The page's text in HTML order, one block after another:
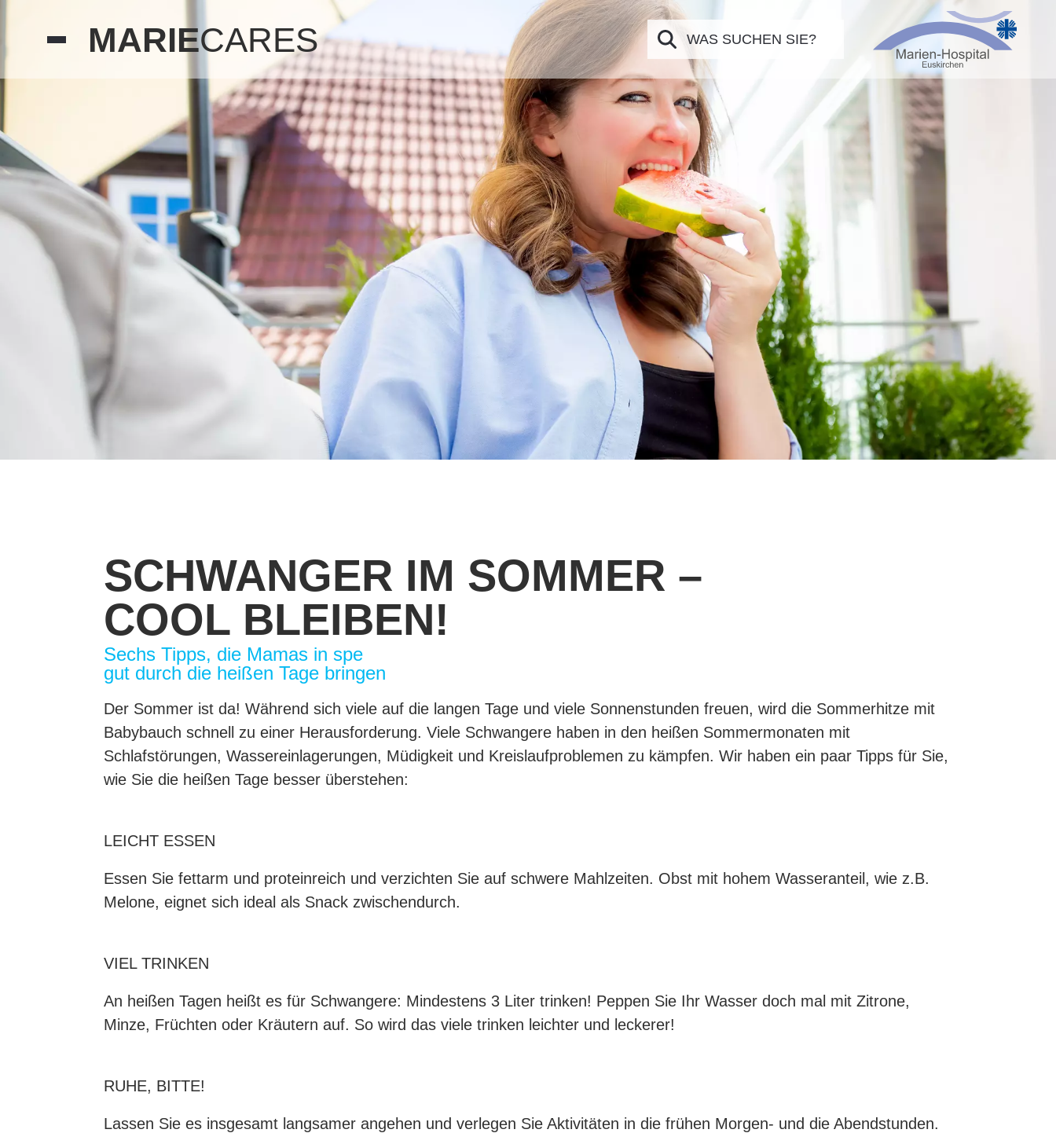
MARIECARES
SCHWANGER IM SOMMER –
COOL BLEIBEN!
Sechs Tipps, die Mamas in spe
gut durch die heißen Tage bringen
Der Sommer ist da! Während sich viele auf die langen Tage und viele Sonnenstunden freuen, wird die Sommerhitze mit
Babybauch schnell zu einer Herausforderung. Viele Schwangere haben in den heißen Sommermonaten mit
Schlafstörungen, Wassereinlagerungen, Müdigkeit und Kreislaufproblemen zu kämpfen. Wir haben ein paar Tipps für Sie,
wie Sie die heißen Tage besser überstehen:
LEICHT ESSEN
Essen Sie fettarm und proteinreich und verzichten Sie auf schwere Mahlzeiten. Obst mit hohem Wasseranteil, wie z.B.
Melone, eignet sich ideal als Snack zwischendurch.
VIEL TRINKEN
An heißen Tagen heißt es für Schwangere: Mindestens 3 Liter trinken! Peppen Sie Ihr Wasser doch mal mit Zitrone,
Minze, Früchten oder Kräutern auf. So wird das viele trinken leichter und leckerer!
RUHE, BITTE!
Lassen Sie es insgesamt langsamer angehen und verlegen Sie Aktivitäten in die frühen Morgen- und die Abendstunden.